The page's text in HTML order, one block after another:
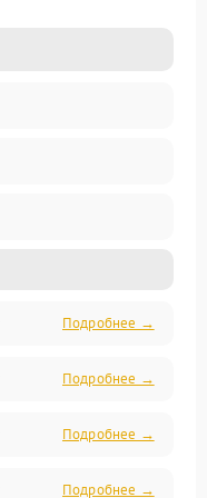
Подробнее →
Подробнее →
Подробнее →
Подробнее →